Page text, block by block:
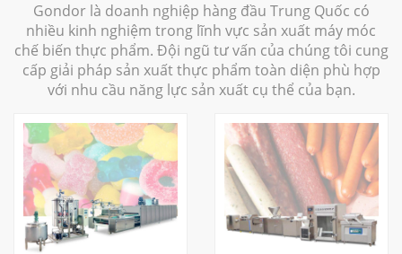
Gondor là doanh nghiệp hàng đầu Trung Quốc có
nhiều kinh nghiệm trong lĩnh vực sản xuất máy móc
chế biến thực phẩm. Đội ngũ tư vấn của chúng tôi cung
cấp giải pháp sản xuất thực phẩm toàn diện phù hợp
với nhu cầu năng lực sản xuất cụ thể của bạn.